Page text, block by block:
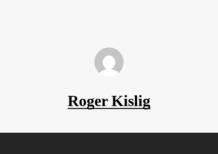
Roger Kislig